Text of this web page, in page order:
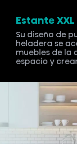
Estante XXL
Su diseño de
heladera se
muebles de la
espacio y